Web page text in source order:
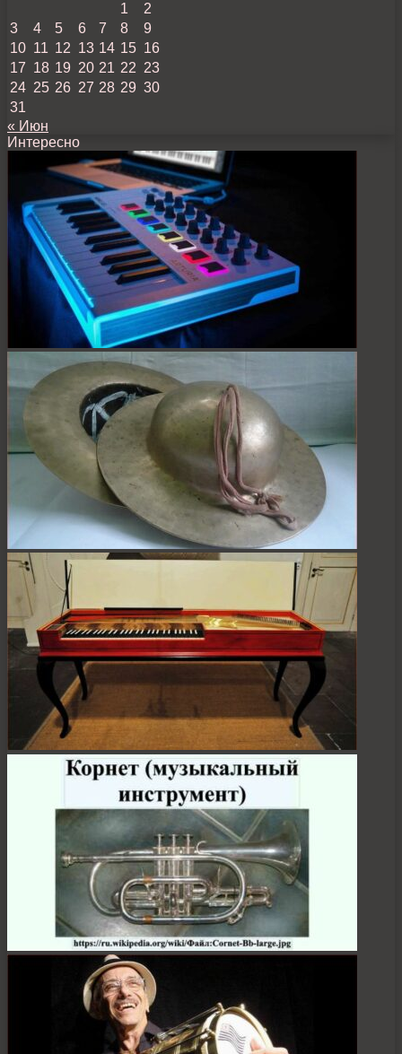
1
2
3
4 5 6 7 8
9
10 11 12 13 14 15 16
17 18 19 20 21 22 23
24 25 26 27 28 29 30
31
« Июн
Интересно